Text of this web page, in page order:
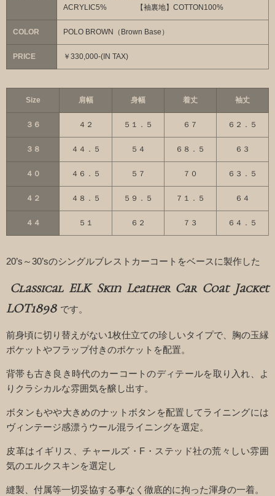
ACRYLIC5% 【袖裏地】COTTON100%
COLOR POLO BROWN（Brown Base）
PRICE ￥330,000-(IN TAX)
Size 肩幅 身幅 着丈 袖丈
３６ ４２ ５１．５ ６７ ６２．５
３８ ４４．５ ５４ ６８．５ ６３
４０ ４６．５ ５７ ７０ ６３．５
４２ ４８．５ ５９．５ ７１．５ ６４
４４ ５１ ６２ ７３ ６４．５
20’s～30’sのシングルブレストカーコートをベースに製作した
Classical ELK Skin Leather Car Coat Jacket
LOT1898 です。
前身頃に切り替えがない1枚仕立ての珍しいタイプで、胸の玉縁
ポケットやフラップ付きのポケットを配置。
背帯も古き良き時代のカーコートのディテールを取り入れ、よ
りクラシカルな雰囲気を醸し出す。
ボタンもやや大きめのナットボタンを配置してライニングには
ヴィンテージ感漂うウール混ライニングを選定。
皮革はイギリス、チャールズ・F・ステッド社の荒々しい雰囲
気のエルクスキンを選定し
縫製、付属等一切妥協する事なく徹底的に拘った渾身の一着。